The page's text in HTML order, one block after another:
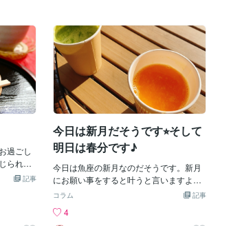
してほ
から、
い事
ければ
法則） ◎
いなと
ビニ、
踏み出すこと。この時期に始めたこと
は、秋に大きな収穫となって返ってきや
すいと言われています。あとは氏神様に
挨拶なども効果ありです。「自分の進む
べき方向がわからない」「自分の星がど
う動いているのか知りたい」そんな時
は、一人で考え込まずにぜひ頼ってくだ
さい。春分のエネルギーを味方につけ
て、あなたが本来持っている輝きを最大
限に発揮できるよう、精一杯お手伝いさ
せて
時間を
ち）とし、 前後各3日を合わせた各7日間
であり、 1年で計14日ある。 この期間に
行う仏教の行事を 「彼岸会（ひがん
え）」 と呼び、 一般的にはこの期間に
「お墓参り」をする。 彼岸の最初の日を
「彼岸入り」や「お彼岸の入り」、 最後
の日を「彼岸明け」や 「お彼岸の明け」
などと呼ぶ。 なお、 中日の「春分」は
「春分の日」、 「秋分」は「秋分の日」
として国民の祝日となっている。 2.「彼
岸」はいつ？ 2023年（令和5年）の「春
の彼岸」の日付は以下の通り。 3月18日
（土）彼岸入り 3月19日（日） 3月20日
（月） 3月21日（火）中日（春分） 3月2
彼岸明け 同年の「秋の彼岸」の日付は以
過ごし
られる
目の前
東から
記事
今日は新月だそうです⭐︎そして
明日は春分です♪
今日は魚座の新月なのだそうです。新月
にお願い事をすると叶うと言いますよ
ね。私の願いはというと…ココナラを通
お力になれたり楽しい時間を過ごしてい
記事
コラム
4